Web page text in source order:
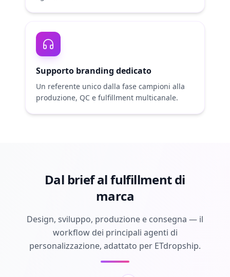
Supporto branding dedicato
Un referente unico dalla fase campioni alla
produzione, QC e fulfillment multicanale.
Dal brief al fulfillment di
marca
Design, sviluppo, produzione e consegna — il
workflow dei principali agenti di
personalizzazione, adattato per ETdropship.